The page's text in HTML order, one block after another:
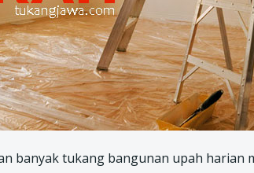
banyak tukang bangunan upah harian